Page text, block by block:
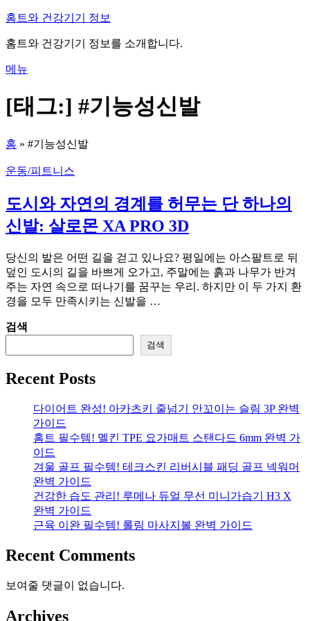
내
으
바
기
홈트와 건강기기 정보
홈트와 건강기기 정보를 소개합니다.
메뉴
[태그:] #기능성신발
홈 » #기능성신발
운동/피트니스
도시와 자연의 경계를 허무는 단 하나의
신발: 살로몬 XA PRO 3D
당신의 발은 어떤 길을 걷고 있나요? 평일에는 아스팔트로 뒤
덮인 도시의 길을 바쁘게 오가고, 주말에는 흙과 나무가 반겨
주는 자연 속으로 떠나기를 꿈꾸는 우리. 하지만 이 두 가지 환
경을 모두 만족시키는 신발을 …
검색
검색
Recent Posts
다이어트 완성! 아카츠키 줄넘기 안꼬이는 슬림 3P 완벽
가이드
홈트 필수템! 멜킨 TPE 요가매트 스탠다드 6mm 완벽 가
이드
겨울 골프 필수템! 테크스킨 리버시블 패딩 골프 넥워머
완벽 가이드
건강한 습도 관리! 루메나 듀얼 무선 미니가습기 H3 X
완벽 가이드
근육 이완 필수템! 롤링 마사지볼 완벽 가이드
Recent Comments
보여줄 댓글이 없습니다.
Archives